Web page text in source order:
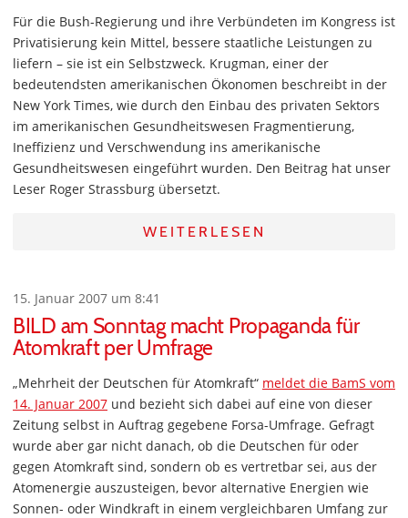
Für die Bush-Regierung und ihre Verbündeten im Kongress ist
Privatisierung kein Mittel, bessere staatliche Leistungen zu
liefern – sie ist ein Selbstzweck. Krugman, einer der
bedeutendsten amerikanischen Ökonomen beschreibt in der
New York Times, wie durch den Einbau des privaten Sektors
im amerikanischen Gesundheitswesen Fragmentierung,
Ineffizienz und Verschwendung ins amerikanische
Gesundheitswesen eingeführt wurden. Den Beitrag hat unser
Leser Roger Strassburg übersetzt.
WEITERLESEN
15. Januar 2007 um 8:41
BILD am Sonntag macht Propaganda für
Atomkraft per Umfrage
„Mehrheit der Deutschen für Atomkraft“ meldet die BamS vom
14. Januar 2007 und bezieht sich dabei auf eine von dieser
Zeitung selbst in Auftrag gegebene Forsa-Umfrage. Gefragt
wurde aber gar nicht danach, ob die Deutschen für oder
gegen Atomkraft sind, sondern ob es vertretbar sei, aus der
Atomenergie auszusteigen, bevor alternative Energien wie
Sonnen- oder Windkraft in einem vergleichbaren Umfang zur